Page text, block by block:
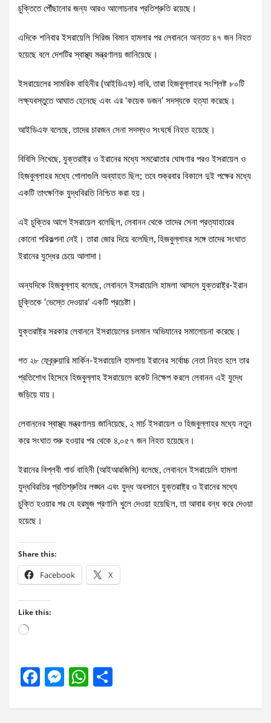
চুক্তিতে পৌঁছানোর জন্য আরও আলোচনার প্রতিশ্রুতি রয়েছে।
এদিকে শনিবার ইসরায়েলি সিরিজ বিমান হামলার পর লেবাননে অন্তত ৪৭ জন নিহত
হয়েছে বলে দেশটির স্বাস্থ্য মন্ত্রণালয় জানিয়েছে।
ইসরায়েলের সামরিক বাহিনীর (আইডিএফ) দাবি, তারা হিজবুল্লাহর সংশ্লিষ্ট ৮০টি
লক্ষ্যবস্তুতে আঘাত হেনেছে এবং এর ‘কয়েক ডজন’ সদস্যকে হত্যা করেছে।
আইডিএফ বলেছে, তাদের চারজন সেনা সদস্যও সংঘর্ষে নিহত হয়েছে।
বিবিসি লিখেছে, যুক্তরাষ্ট্র ও ইরানের মধ্যে সমঝোতার ঘোষণার পরও ইসরায়েল ও
হিজবুল্লাহর মধ্যে গোলাগুলি অব্যাহত ছিল; তবে শুক্রবার বিকালে দুই পক্ষের মধ্যে
একটি তাৎক্ষণিক যুদ্ধবিরতি নিশ্চিত করা হয়।
এই চুক্তির আগে ইসরায়েল বলেছিল, লেবানন থেকে তাদের সেনা প্রত্যাহারের
কোনো পরিকল্পনা নেই। তারা জোর দিয়ে বলেছিল, হিজবুল্লাহর সঙ্গে তাদের সংঘাত
ইরানের যুদ্ধের চেয়ে আলাদা।
অন্যদিকে হিজবুল্লাহ বলেছে, লেবাননে ইসরায়েলি হামলা আসলে যুক্তরাষ্ট্র-ইরান
চুক্তিকে ‘ভেস্তে দেওয়ার’ একটি প্রচেষ্টা।
যুক্তরাষ্ট্র সরকার লেবাননে ইসরায়েলের চলমান অভিযানের সমালোচনা করেছে।
গত ২৮ ফেব্র্রুয়ারি মার্কিন-ইসরায়েলি হামলায় ইরানের সর্বোচ্চ নেতা নিহত হলে তার
প্রতিশোধ হিসেবে হিজবুল্লাহ ইসরায়েলে রকেট নিক্ষেপ করলে লেবানন এই যুদ্ধে
জড়িয়ে যায়।
লেবাননের স্বাস্থ্য মন্ত্রণালয় জানিয়েছে, ২ মার্চ ইসরায়েল ও হিজবুল্লাহর মধ্যে নতুন
করে সংঘাত শুরু হওয়ার পর থেকে ৪,০৫৭ জন নিহত হয়েছেন।
ইরানের বিপ্লবী গার্ড বাহিনী (আইআরজিসি) বলেছে, লেবাননে ইসরায়েলি হামলা
যুদ্ধবিরতির প্রতিশ্রুতির লঙ্ঘন এবং যুদ্ধ অবসানে যুক্তরাষ্ট্র ও ইরানের মধ্যে
চুক্তি হওয়ার পর যে হরমুজ প্রণালি খুলে দেওয়া হয়েছিল, তা আবার বন্ধ করে দেওয়া
হয়েছে।
Share this:
Facebook X
Like this:
Loading…
F
ce
M
se
W
at ar